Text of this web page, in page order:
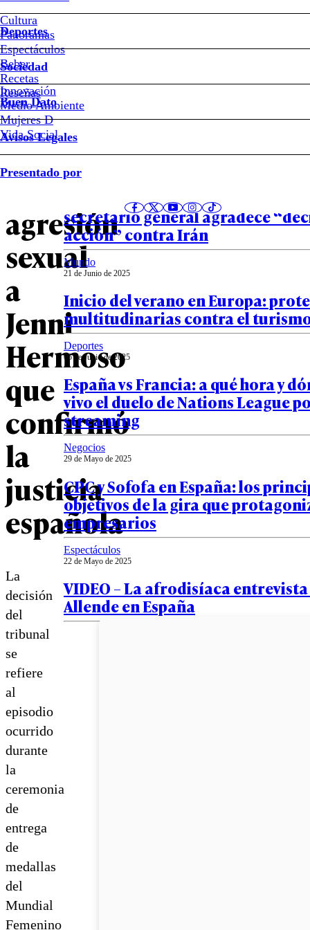
Cultura
Panoramas
Espectáculos
Beber
Recetas
Reseñas
Deportes
Sociedad
Innovación
Medio Ambiente
Mujeres D
Vida Social
Buen Dato
Avisos Legales
Presentado por
La
condena
a
Luis
Rubiales
por
agresión
sexual
a
Jenni
Hermoso
que
confirmó
la
justicia
española
La
decisión
del
tribunal
se
refiere
al
episodio
ocurrido
durante
la
ceremonia
de
entrega
de
medallas
del
Mundial
Femenino
Notas relacionadas
24 de Junio de 2025
Cumbre OTAN: Trump versus
secretario general agradece
acción” contra Irán
Mundo
21 de Junio de 2025
Inicio del verano en Europa:
multitudinarias contra el turismo
Deportes
05 de Junio de 2025
España vs Francia: a qué hora y
vivo el duelo de Nations League
streaming
Negocios
29 de Mayo de 2025
CPC y Sofofa en España: los
objetivos de la gira que
empresarios
Espectáculos
22 de Mayo de 2025
VIDEO – La afrodisíaca
Allende en España